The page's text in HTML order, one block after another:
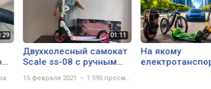
Двухколесный самокат
Scale ss-08 с ручным
тормозом для девочек
от 5 лет
15 февраля 2021 1 595 просмотров
На якому